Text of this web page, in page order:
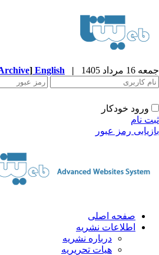
مرداد 1405 |
English
[Archive]
ورود خودکار
نام
رمز عبور
صفحه اصلی
اطلاعات نشریه
درباره نشریه
هیات تحریریه